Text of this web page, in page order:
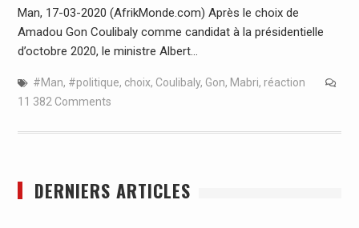
Man, 17-03-2020 (AfrikMonde.com) Après le choix de
Amadou Gon Coulibaly comme candidat à la présidentielle
d’octobre 2020, le ministre Albert…
#Man, #politique, choix, Coulibaly, Gon, Mabri, réaction
11 382 Comments
DERNIERS ARTICLES